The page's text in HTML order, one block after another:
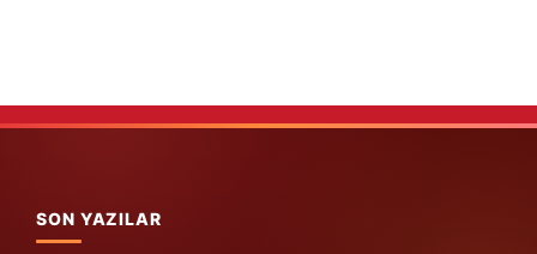
SON YAZILAR